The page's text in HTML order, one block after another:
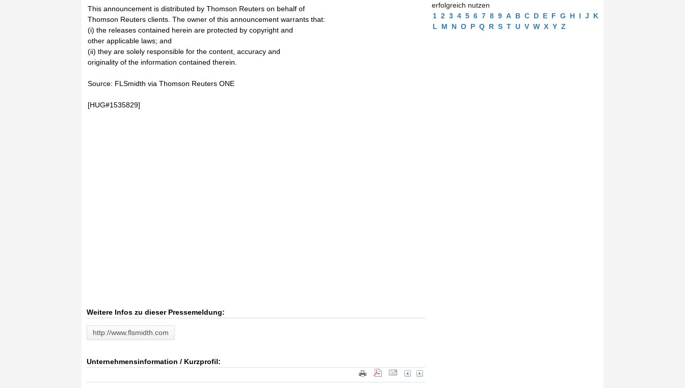
This announcement is distributed by Thomson Reuters on behalf of
Thomson Reuters clients. The owner of this announcement warrants that:
(i) the releases contained herein are protected by copyright and
other applicable laws; and
(ii) they are solely responsible for the content, accuracy and
originality of the information contained therein.
Source: FLSmidth via Thomson Reuters ONE
[HUG#1535829]
Weitere Infos zu dieser Pressemeldung:
http://www.flsmidth.com
Unternehmensinformation / Kurzprofil:
erfolgreich nutzen
1 2 3 4 5 6 7 8 9 A B C D E F G H I J
K
L
M N O P Q R S T U V W X Y Z